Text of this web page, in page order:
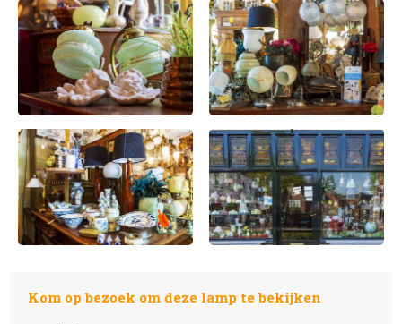
Kom op bezoek om deze lamp te bekijken